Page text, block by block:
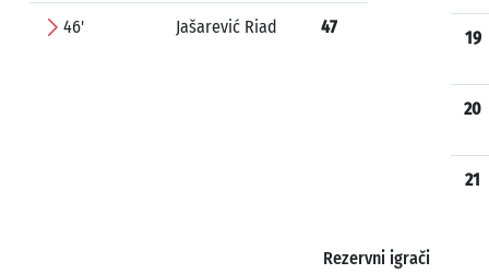
46' Jašarević Riad 47
19
20
21
Rezervni igrači